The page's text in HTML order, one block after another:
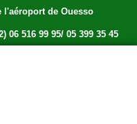
l'aéroport de Ouesso
06 516 99 95/ 05 399 35 45